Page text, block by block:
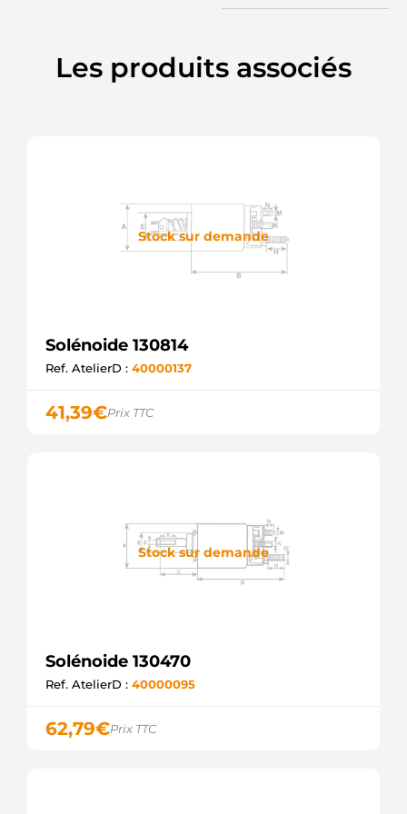
Les produits associés
Stock sur demande
Solénoide 130814
Ref. AtelierD : 40000137
41,39€Prix TTC
Stock sur demande
Solénoide 130470
Ref. AtelierD : 40000095
62,79€Prix TTC